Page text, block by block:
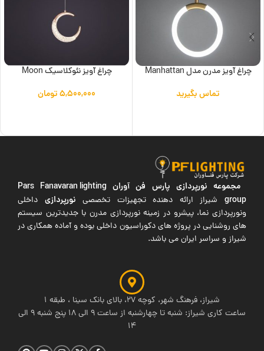
چراغ آویز مدرن مدل Manhattan
تماس بگیرید
چراغ آویز نئوکلاسیک Moon
۵,۵۰۰,۰۰۰تومان
مجموعه نورپردازی پارس فن آوران Pars Fanavaran lighting
groupشیراز ارائه دهنده تجهیزات تخصصی نورپردازی داخلی
ونورپردازی نما، پیشرو در زمینه نورپردازی مدرن با جدیدترین سیستم
های روشنایی در پروژه های دکوراسیون داخلی بوده و آماده همکاری در
شیراز و سراسر ایران می باشد.
شیراز، فرهنگ شهر، کوچه 27، بالای بانک سینا ، طبقه 1
ساعت کاری شیراز: شنبه تا چهارشنبه از ساعت 9 الی 18 پنج شنبه 9 الی
14